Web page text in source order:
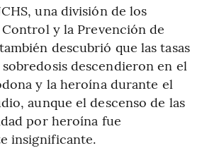
una división de los
y la Prevención de
descubrió que las tasas
descendieron en el
y la heroína durante el
aunque el descenso de las
por heroína fue
insignificante.